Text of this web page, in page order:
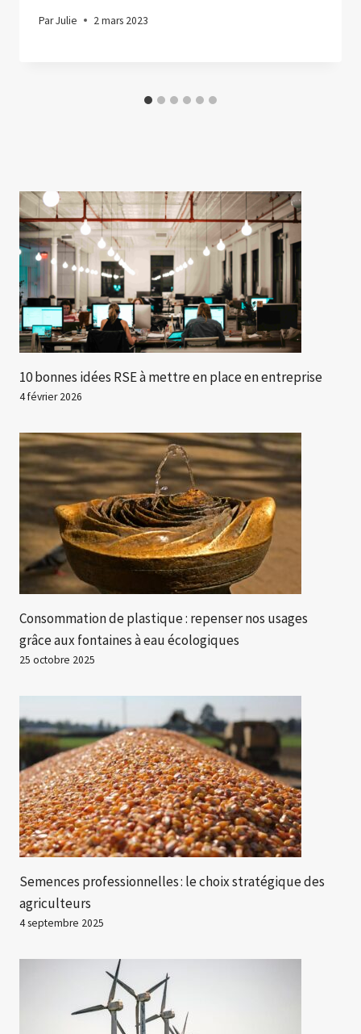
ParJulie 2 mars 2023
10 bonnes idées RSE à mettre en place en entreprise
4 février 2026
Consommation de plastique : repenser nos usages
grâce aux fontaines à eau écologiques
25 octobre 2025
Semences professionnelles : le choix stratégique des
agriculteurs
4 septembre 2025